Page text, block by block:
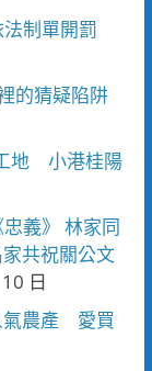
制單開罰
的猜疑陷阱
地 小港桂陽
義》 林家同
共祝關公文
日
氣農產 愛買